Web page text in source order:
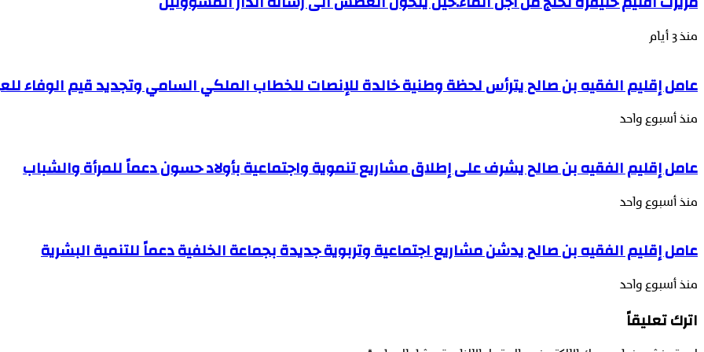
منذ 3 أيام
عامل إقليم الفقيه بن صالح يترأس لحظة وطنية خالدة للإنصات للخطاب الملكي السامي وتجديد قيم الوفاء
منذ أسبوع واحد
عامل إقليم الفقيه بن صالح يشرف على إطلاق مشاريع تنموية واجتماعية بأولاد حسون دعماً للمرأة والشباب
منذ أسبوع واحد
عامل إقليم الفقيه بن صالح يدشن مشاريع اجتماعية وتربوية جديدة بجماعة الخلفية دعماً للتنمية البشرية
منذ أسبوع واحد
اترك تعليقاً